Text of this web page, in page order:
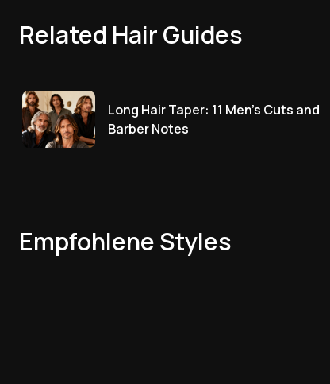
Related Hair Guides
Long Hair Taper: 11 Men's Cuts and
Barber Notes
Empfohlene Styles